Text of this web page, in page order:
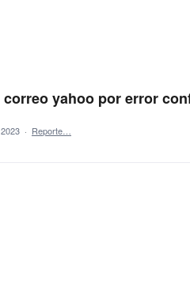
yahoo por error
· Reporte…